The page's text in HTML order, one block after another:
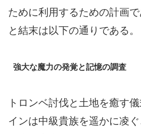
ために利用するための計画
と結末は以下の通りである。
強大な魔力の発覚と記憶の調査
トロンベ討伐と土地を癒す
インは中級貴族を遥かに凌